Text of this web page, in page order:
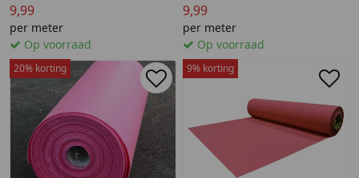
9,99
per meter
Op voorraad
9,99
per meter
Op voorraad
20% korting 9% korting